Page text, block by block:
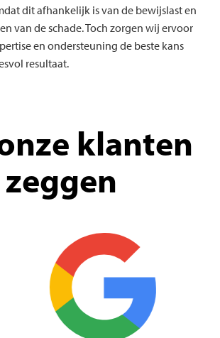
dit afhankelijk is van de bewijslast en
van de schade. Toch zorgen wij ervoor
en ondersteuning de beste kans
resultaat.
klanten
zeggen